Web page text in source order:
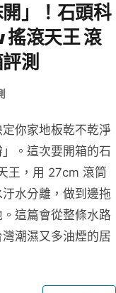
」！石頭科
滾天王 滾
測
你家地板乾不乾淨
。這次要開箱的石
王，用 27cm 滾筒
水分離，做到邊拖
這篇會從整條水路
潮濕又多油煙的居